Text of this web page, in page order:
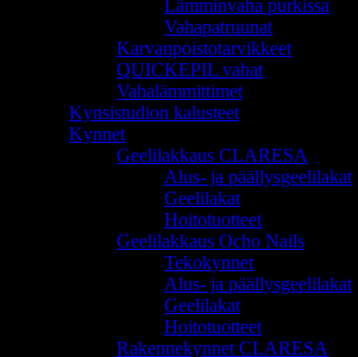
Lämminvaha purkissa
Vahapatruunat
Karvanpoistotarvikkeet
QUICKEPIL vahat
Vahalämmittimet
Kynsistudion kalusteet
Kynnet
Geelilakkaus CLARESA
Alus- ja päällysgeelilakat
Geelilakat
Hoitotuotteet
Geelilakkaus Ocho Nails
Tekokynnet
Alus- ja päällysgeelilakat
Geelilakat
Hoitotuotteet
Rakennekynnet CLARESA